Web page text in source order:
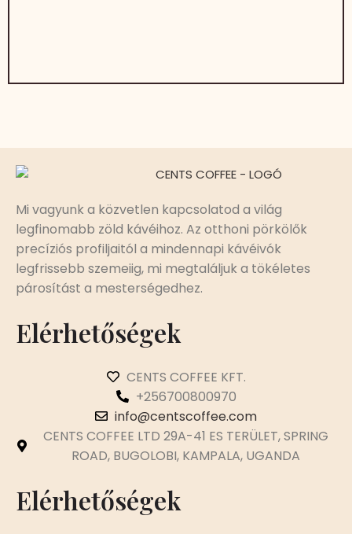
Mi vagyunk a közvetlen kapcsolatod a világ
legfinomabb zöld kávéihoz. Az otthoni pörkölők
precíziós profiljaitól a mindennapi kávéivók
legfrissebb szemeiig, mi megtaláljuk a tökéletes
párosítást a mesterségedhez.
Elérhetőségek
CENTS COFFEE KFT.
+256700800970
info@centscoffee.com
CENTS COFFEE LTD 29A-41 ES TERÜLET, SPRING
ROAD, BUGOLOBI, KAMPALA, UGANDA
Elérhetőségek